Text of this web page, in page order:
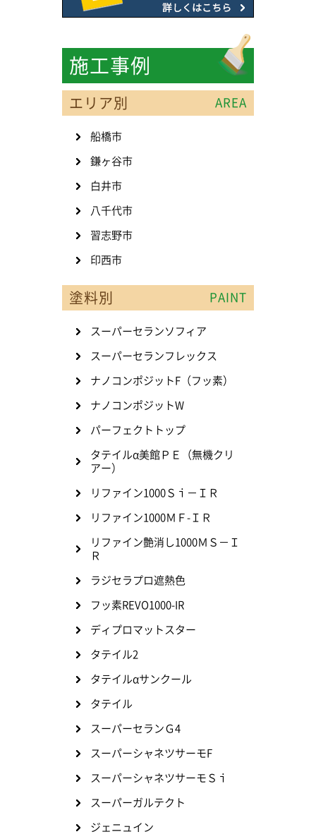
施工事例
エリア別 AREA
船橋市
鎌ヶ谷市
白井市
八千代市
習志野市
印西市
塗料別 PAINT
スーパーセランソフィア
スーパーセランフレックス
ナノコンポジットF（フッ素）
ナノコンポジットW
パーフェクトトップ
タテイルα美館ＰＥ（無機クリ
アー）
リファイン1000Ｓｉ－ＩＲ
リファイン1000ＭＦ-ＩＲ
リファイン艶消し1000ＭＳ－Ｉ
Ｒ
ラジセラプロ遮熱色
フッ素REVO1000-IR
ディプロマットスター
タテイル2
タテイルαサンクール
タテイル
スーパーセランＧ4
スーパーシャネツサーモF
スーパーシャネツサーモＳｉ
スーパーガルテクト
ジェニュイン